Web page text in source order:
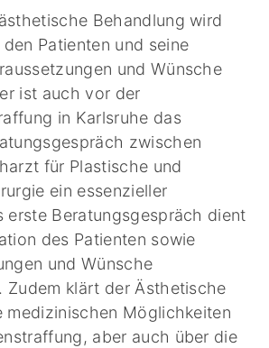
Behandlung wird
Patienten und seine
und Wünsche
ist auch vor der
in Karlsruhe das
zwischen
für Plastische und
ein essenzieller
erste Beratungsgespräch dient
des Patienten sowie
und Wünsche
Zudem klärt der Ästhetische
medizinischen Möglichkeiten
aber auch über die